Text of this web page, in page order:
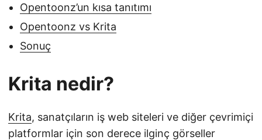
Opentoonz’un kısa tanıtımı
Opentoonz vs Krita
Sonuç
Krita nedir?
Krita, sanatçıların iş web siteleri ve diğer çevrimiçi
platformlar için son derece ilginç görseller